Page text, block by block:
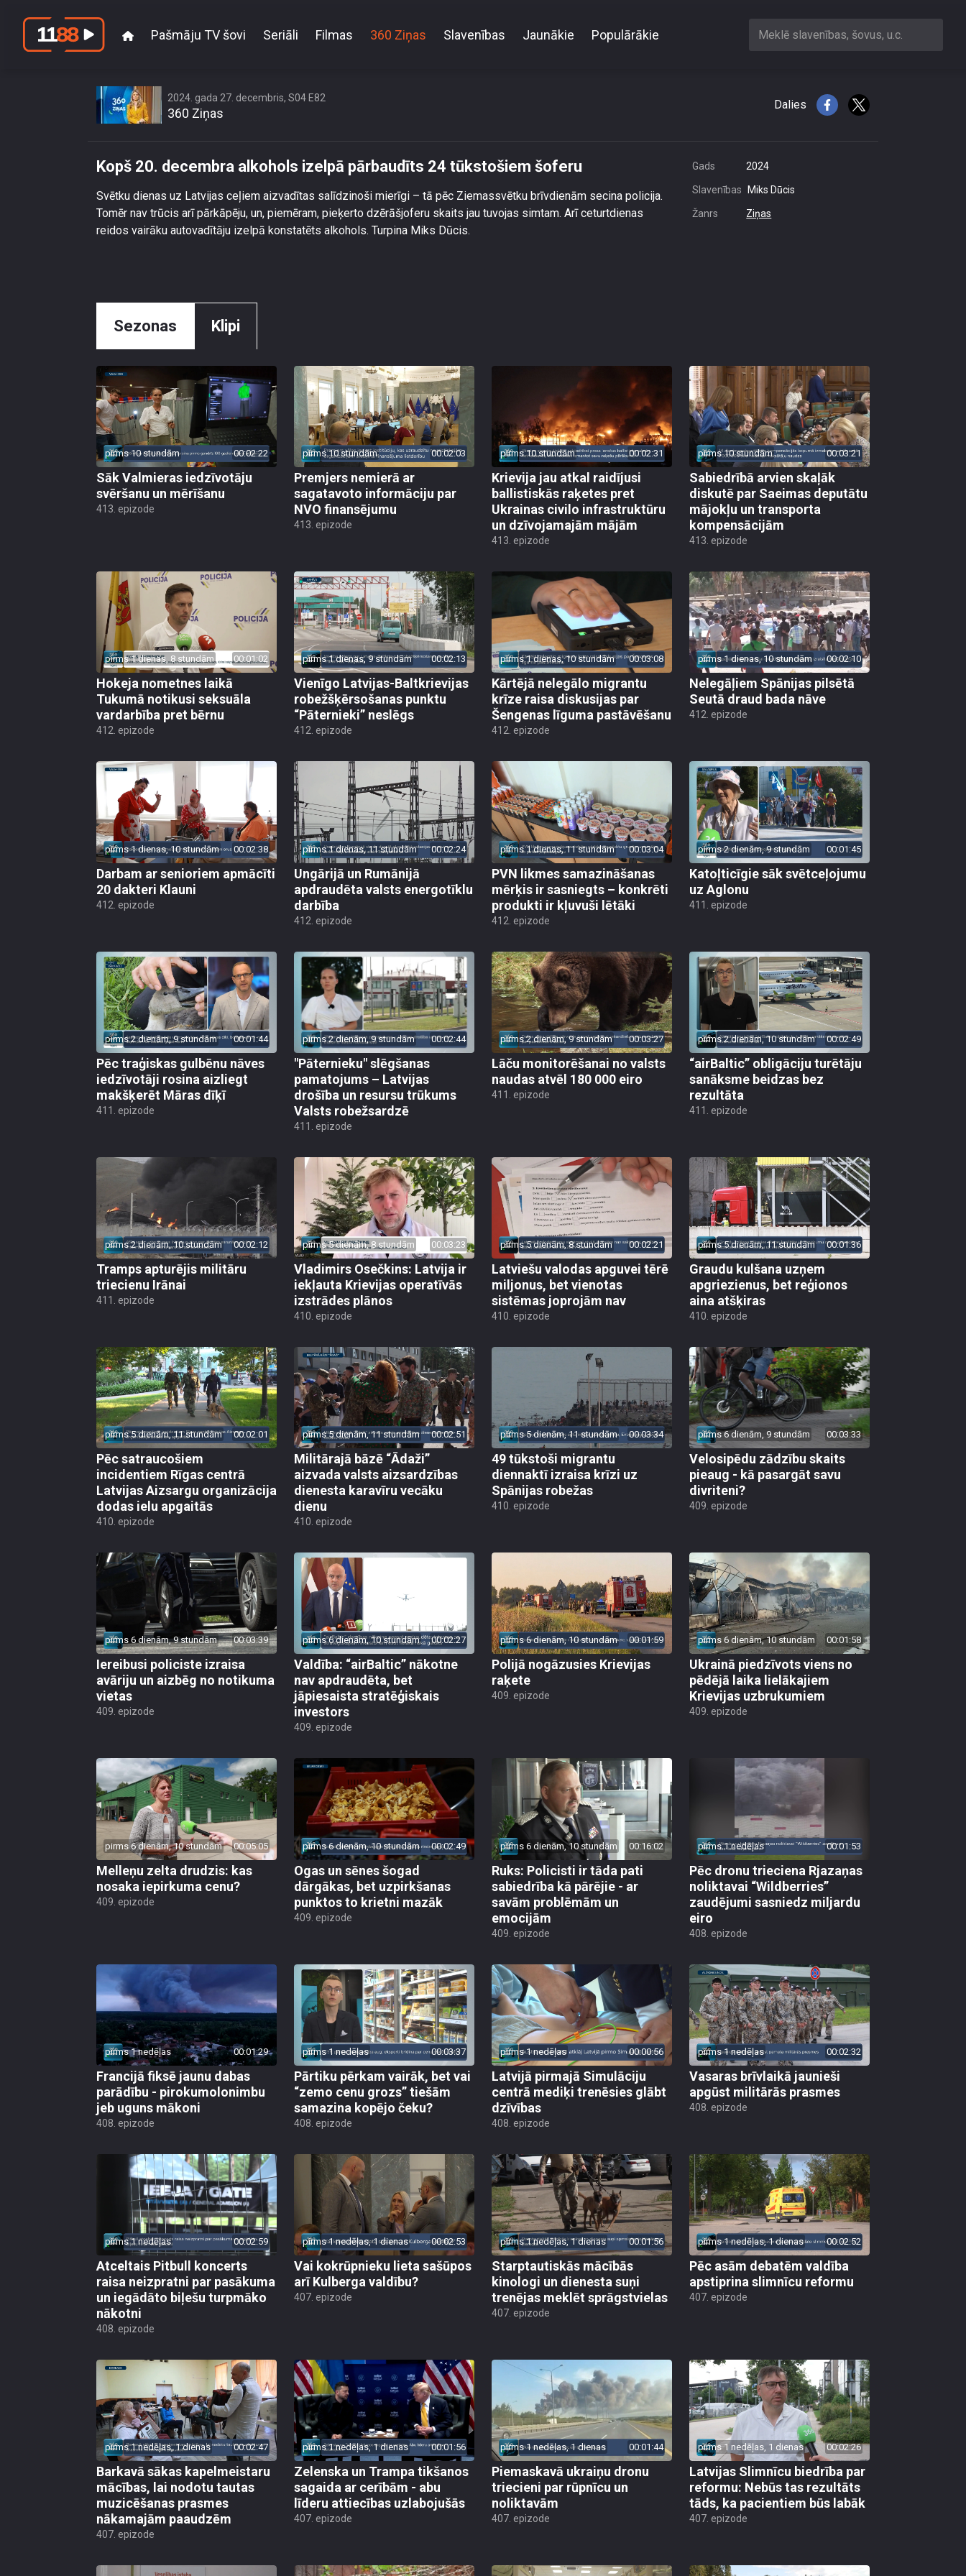
Pašmāju TV šovi Seriāli Filmas 360 Ziņas Slavenības Jaunākie Populārākie Meklē slavenības, šovus, u.c.
2024. gada 27. decembris, S04 E82
360 Ziņas
Dalies
Kopš 20. decembra alkohols izelpā pārbaudīts 24 tūkstošiem šoferu
Svētku dienas uz Latvijas ceļiem aizvadītas salīdzinoši mierīgi – tā pēc Ziemassvētku brīvdienām secina policija.
Tomēr nav trūcis arī pārkāpēju, un, piemēram, pieķerto dzērāšjoferu skaits jau tuvojas simtam. Arī ceturtdienas
reidos vairāku autovadītāju izelpā konstatēts alkohols. Turpina Miks Dūcis.
Gads 2024
Slavenības Miks Dūcis
Žanrs Ziņas
Sezonas Klipi
pirms 10 stundām 00:02:22
Sāk Valmieras iedzīvotāju
svēršanu un mērīšanu
413. epizode
pirms 10 stundām 00:02:03
Premjers nemierā ar
sagatavoto informāciju par
NVO finansējumu
413. epizode
pirms 10 stundām 00:02:31
Krievija jau atkal raidījusi
ballistiskās raķetes pret
Ukrainas civilo infrastruktūru
un dzīvojamajām mājām
413. epizode
pirms 10 stundām 00:03:21
Sabiedrībā arvien skaļāk
diskutē par Saeimas deputātu
mājokļu un transporta
kompensācijām
413. epizode
pirms 1 dienas, 8 stundām 00:01:02
Hokeja nometnes laikā
Tukumā notikusi seksuāla
vardarbība pret bērnu
412. epizode
pirms 1 dienas, 9 stundām 00:02:13
Vienīgo Latvijas-Baltkrievijas
robežšķērsošanas punktu
“Pāternieki” neslēgs
412. epizode
pirms 1 dienas, 10 stundām 00:03:08
Kārtējā nelegālo migrantu
krīze raisa diskusijas par
Šengenas līguma pastāvēšanu
412. epizode
pirms 1 dienas, 10 stundām 00:02:10
Nelegāļiem Spānijas pilsētā
Seutā draud bada nāve
412. epizode
pirms 1 dienas, 10 stundām 00:02:38
Darbam ar senioriem apmācīti
20 dakteri Klauni
412. epizode
pirms 1 dienas, 11 stundām 00:02:24
Ungārijā un Rumānijā
apdraudēta valsts energotīklu
darbība
412. epizode
pirms 1 dienas, 11 stundām 00:03:04
PVN likmes samazināšanas
mērķis ir sasniegts – konkrēti
produkti ir kļuvuši lētāki
412. epizode
pirms 2 dienām, 9 stundām 00:01:45
Katoļticīgie sāk svētceļojumu
uz Aglonu
411. epizode
pirms 2 dienām, 9 stundām 00:01:44
Pēc traģiskas gulbēnu nāves
iedzīvotāji rosina aizliegt
makšķerēt Māras dīķī
411. epizode
pirms 2 dienām, 9 stundām 00:02:44
"Pāternieku" slēgšanas
pamatojums – Latvijas
drošība un resursu trūkums
Valsts robežsardzē
411. epizode
pirms 2 dienām, 9 stundām 00:03:27
Lāču monitorēšanai no valsts
naudas atvēl 180 000 eiro
411. epizode
pirms 2 dienām, 10 stundām 00:02:49
“airBaltic” obligāciju turētāju
sanāksme beidzas bez
rezultāta
411. epizode
pirms 2 dienām, 10 stundām 00:02:12
Tramps apturējis militāru
triecienu Irānai
411. epizode
pirms 5 dienām, 8 stundām 00:03:23
Vladimirs Osečkins: Latvija ir
iekļauta Krievijas operatīvās
izstrādes plānos
410. epizode
pirms 5 dienām, 8 stundām 00:02:21
Latviešu valodas apguvei tērē
miljonus, bet vienotas
sistēmas joprojām nav
410. epizode
pirms 5 dienām, 11 stundām 00:01:36
Graudu kulšana uzņem
apgriezienus, bet reģionos
aina atšķiras
410. epizode
pirms 5 dienām, 11 stundām 00:02:01
Pēc satraucošiem
incidentiem Rīgas centrā
Latvijas Aizsargu organizācija
dodas ielu apgaitās
410. epizode
pirms 5 dienām, 11 stundām 00:02:51
Militārajā bāzē “Ādaži”
aizvada valsts aizsardzības
dienesta karavīru vecāku
dienu
410. epizode
pirms 5 dienām, 11 stundām 00:03:34
49 tūkstoši migrantu
diennaktī izraisa krīzi uz
Spānijas robežas
410. epizode
pirms 6 dienām, 9 stundām 00:03:33
Velosipēdu zādzību skaits
pieaug - kā pasargāt savu
divriteni?
409. epizode
pirms 6 dienām, 9 stundām 00:03:39
Iereibusi policiste izraisa
avāriju un aizbēg no notikuma
vietas
409. epizode
pirms 6 dienām, 10 stundām 00:02:27
Valdība: “airBaltic” nākotne
nav apdraudēta, bet
jāpiesaista stratēģiskais
investors
409. epizode
pirms 6 dienām, 10 stundām 00:01:59
Polijā nogāzusies Krievijas
raķete
409. epizode
pirms 6 dienām, 10 stundām 00:01:58
Ukrainā piedzīvots viens no
pēdējā laika lielākajiem
Krievijas uzbrukumiem
409. epizode
pirms 6 dienām, 10 stundām 00:05:05
Melleņu zelta drudzis: kas
nosaka iepirkuma cenu?
409. epizode
pirms 6 dienām, 10 stundām 00:02:49
Ogas un sēnes šogad
dārgākas, bet uzpirkšanas
punktos to krietni mazāk
409. epizode
pirms 6 dienām, 10 stundām 00:16:02
Ruks: Policisti ir tāda pati
sabiedrība kā pārējie - ar
savām problēmām un
emocijām
409. epizode
pirms 1 nedēļas 00:01:53
Pēc dronu trieciena Rjazaņas
noliktavai “Wildberries”
zaudējumi sasniedz miljardu
eiro
408. epizode
pirms 1 nedēļas 00:01:29
Francijā fiksē jaunu dabas
parādību - pirokumolonimbu
jeb uguns mākoni
408. epizode
pirms 1 nedēļas 00:03:37
Pārtiku pērkam vairāk, bet vai
“zemo cenu grozs” tiešām
samazina kopējo čeku?
408. epizode
pirms 1 nedēļas 00:00:56
Latvijā pirmajā Simulāciju
centrā mediķi trenēsies glābt
dzīvības
408. epizode
pirms 1 nedēļas 00:02:32
Vasaras brīvlaikā jaunieši
apgūst militārās prasmes
408. epizode
pirms 1 nedēļas 00:02:59
Atceltais Pitbull koncerts
raisa neizpratni par pasākuma
un iegādāto biļešu turpmāko
nākotni
408. epizode
pirms 1 nedēļas, 1 dienas 00:02:53
Vai kokrūpnieku lieta sašūpos
arī Kulberga valdību?
407. epizode
pirms 1 nedēļas, 1 dienas 00:01:56
Starptautiskās mācībās
kinologi un dienesta suņi
trenējas meklēt sprāgstvielas
407. epizode
pirms 1 nedēļas, 1 dienas 00:02:52
Pēc asām debatēm valdība
apstiprina slimnīcu reformu
407. epizode
pirms 1 nedēļas, 1 dienas 00:02:47
Barkavā sākas kapelmeistaru
mācības, lai nodotu tautas
muzicēšanas prasmes
nākamajām paaudzēm
407. epizode
pirms 1 nedēļas, 1 dienas 00:01:56
Zelenska un Trampa tikšanos
sagaida ar cerībām - abu
līderu attiecības uzlabojušās
407. epizode
pirms 1 nedēļas, 1 dienas 00:01:44
Piemaskavā ukraiņu dronu
triecieni par rūpnīcu un
noliktavām
407. epizode
pirms 1 nedēļas, 1 dienas 00:02:26
Latvijas Slimnīcu biedrība par
reformu: Nebūs tas rezultāts
tāds, ka pacientiem būs labāk
407. epizode